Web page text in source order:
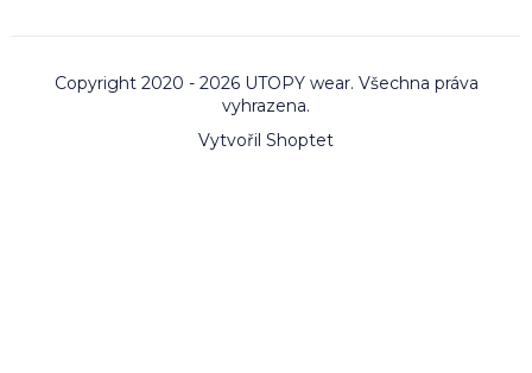
Vytvořil Shoptet
Copyright 2020 - 2026 UTOPY wear. Všechna práva
vyhrazena.